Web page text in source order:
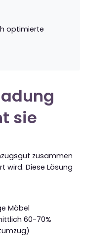
optimierte
sie
zusammen
wird. Diese Lösung
Möbel
60-70%